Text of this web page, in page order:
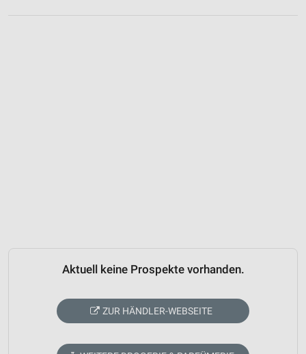
Aktuell keine Prospekte vorhanden.
ZUR HÄNDLER-WEBSEITE